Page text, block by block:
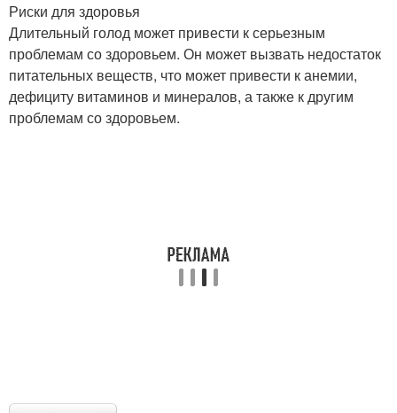
Риски для здоровья
Длительный голод может привести к серьезным
проблемам со здоровьем. Он может вызвать недостаток
питательных веществ, что может привести к анемии,
дефициту витаминов и минералов, а также к другим
проблемам со здоровьем.